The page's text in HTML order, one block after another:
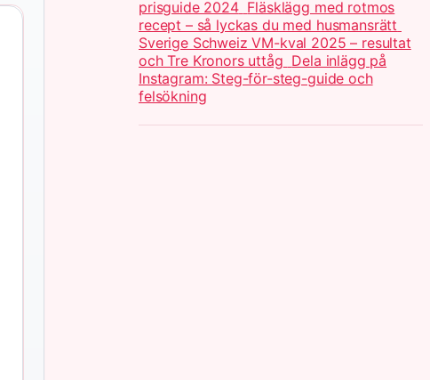
prisguide 2024 Fläsklägg med rotmos
recept – så lyckas du med husmansrätt
Sverige Schweiz VM-kval 2025 – resultat
och Tre Kronors uttåg Dela inlägg på
Instagram: Steg-för-steg-guide och
felsökning